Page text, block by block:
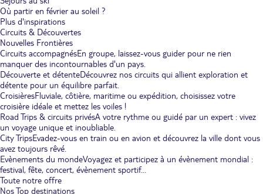
Où partir en février au soleil ?
Plus d'inspirations
Circuits & Découvertes
Nouvelles Frontières
Circuits accompagnésEn groupe, laissez-vous guider pour ne rien
manquer des incontournables d'un pays.
Découverte et détenteDécouvrez nos circuits qui allient exploration et
détente pour un équilibre parfait.
CroisièresFluviale, côtière, maritime ou expédition, choisissez votre
croisière idéale et mettez les voiles !
Road Trips & circuits privésA votre rythme ou guidé par un expert : vivez
un voyage unique et inoubliable.
City TripsEvadez-vous en train ou en avion et découvrez la ville dont vous
avez toujours rêvé.
Evènements du mondeVoyagez et participez à un évènement mondial :
festival, fête, concert, évènement sportif...
Toute notre offre
Nos Top destinations